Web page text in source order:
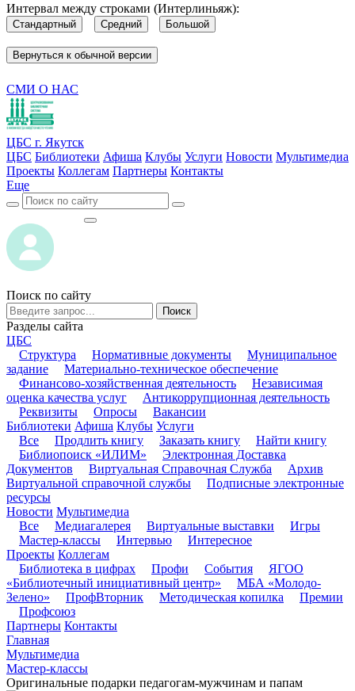
Интервал между строками (Интерлиньяж):
Стандартный Средний Большой
Вернуться к обычной версии
СМИ О НАС
ЦБС г. Якутск
ЦБС Библиотеки Афиша Клубы Услуги Новости Мультимедиа
Проекты Коллегам Партнеры Контакты
Еще
Поиск по сайту
Поиск
Разделы сайта
ЦБС
Структура
Нормативные документы
Муниципальное
задание
Материально-техническое обеспечение
Финансово-хозяйственная деятельность
Независимая
оценка качества услуг
Антикоррупционная деятельность
Реквизиты
Опросы
Вакансии
Библиотеки Афиша Клубы Услуги
Все
Продлить книгу Заказать книгу
Найти книгу
Библиопоиск «ИЛИМ»
Электронная Доставка
Документов
Виртуальная Справочная Служба
Архив
Виртуальной справочной службы
Подписные электронные
ресурсы
Новости Мультимедиа
Все
Медиагалерея Виртуальные выставки
Игры
Мастер-классы
Интервью
Интересное
Проекты Коллегам
Библиотека в цифрах
Профи События
ЯГОО
«Библиотечный инициативный центр»
МБА «Молодо-
Зелено»
ПрофВторник Методическая копилка
Премии
Профсоюз
Партнеры Контакты
Главная
Мультимедиа
Мастер-классы
Оригинальные подарки педагогам-мужчинам и папам